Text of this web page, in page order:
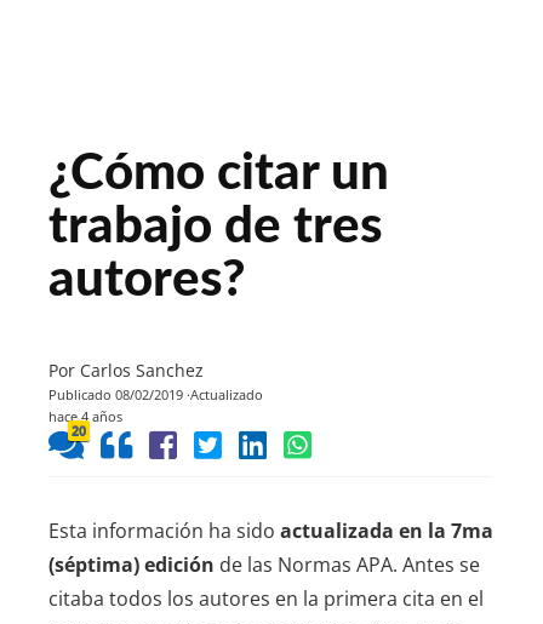
¿Cómo citar un
trabajo de tres
autores?
Por Carlos Sanchez
Publicado 08/02/2019 Actualizado
hace 4 años
20
Esta información ha sido actualizada en la 7ma
(séptima) edición de las Normas APA. Antes se
citaba todos los autores en la primera cita en el